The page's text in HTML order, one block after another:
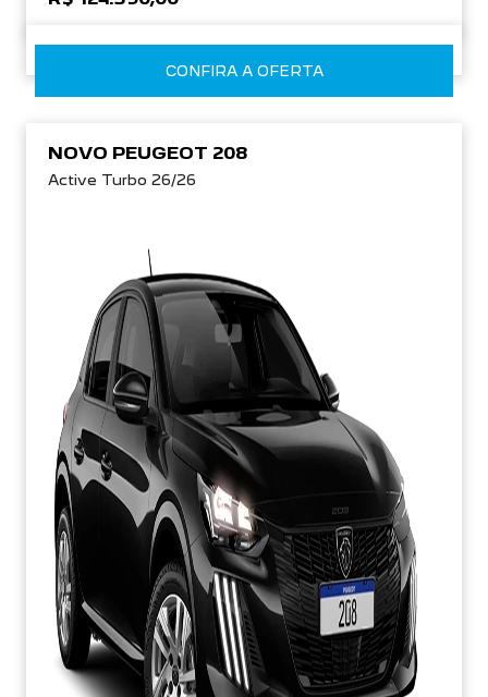
CONFIRA A OFERTA
NOVO PEUGEOT 208
Active Turbo 26/26